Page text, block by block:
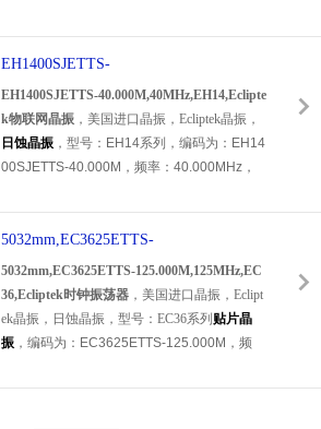
+85℃，频率稳定性：±100ppm，CMOS输出
晶振，小体积晶振尺寸：7.0x5.0x1.6mm表面
封装，四脚贴片晶振，石英晶体时钟振荡器，
有源晶振，SMD石英晶体，石英晶振，石英晶
体振荡器 。具有超小型，轻薄型，高品质，高
可靠性，耐热及耐环境等特点。应用于：通讯
EH1400SJETTS-
40.000M,40MHz,EH14,Ecliptek物联网晶
振
EH1400SJETTS-40.000M,40MHz,EH14,Eclipte
k物联网晶振 ，美国进口晶振，Ecliptek晶振，
日蚀晶振 ，型号：EH14系列，编码为：EH14
00SJETTS-40.000M，频率：40.000MHz，
率稳定性：±100ppm，CMOS输出晶振，小体
积晶振尺寸：14x9.8x4.7mm表面封装，四脚
贴片晶振，石英晶体时钟振荡器，有源晶振，
SMD晶体晶体，石英晶振，石英晶体振荡器。
具有超小型，轻薄型，高品质，高可靠性，耐
热及耐环境等特点。应用于：通讯设备晶振，
5032mm,EC3625ETTS-
125.000M,125MHz,EC36,Ecliptek时钟振
荡器
5032mm,EC3625ETTS-125.000M,125MHz,EC
36,Ecliptek时钟振荡器 ，美国进口晶振，Eclipt
ek晶振，日蚀晶振，型号：EC36系列 贴片晶
振 ，编码为：EC3625ETTS-125.000M，频
围：-40℃至+85℃，频率稳定性：±25ppm，